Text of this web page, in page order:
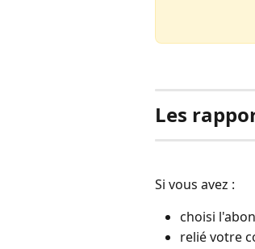
Les
Si vous avez :
choisi
relié votre